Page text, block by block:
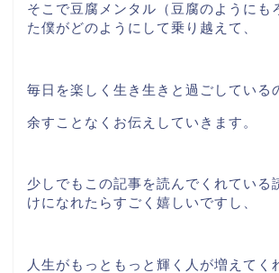
そこで豆腐メンタル（豆腐のようにも
た僕がどのようにして乗り越えて、
毎日を楽しく生き生きと過ごしている
余すことなくお伝えしていきます。
少しでもこの記事を読んでくれている
けになれたらすごく嬉しいですし、
人生がもっともっと輝く人が増えてく